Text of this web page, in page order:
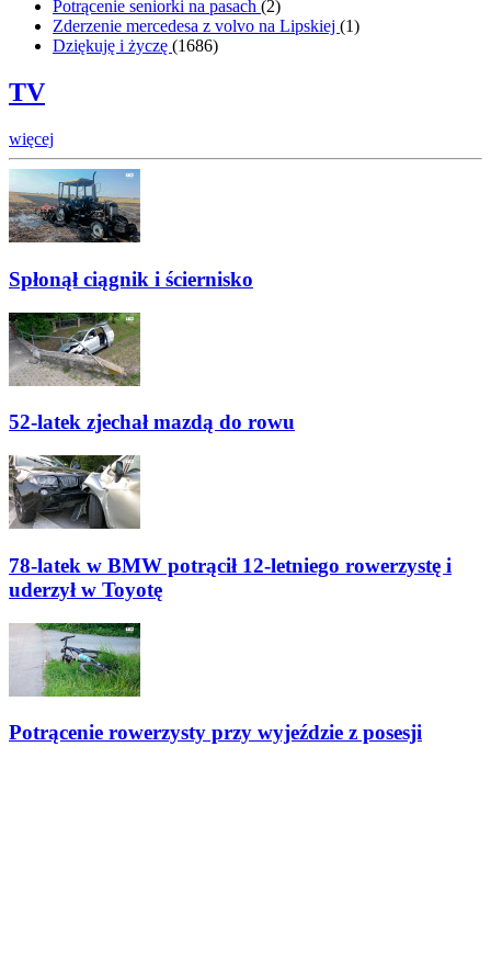
Potrącenie seniorki na pasach (2)
Zderzenie mercedesa z volvo na Lipskiej (1)
Dziękuję i życzę (1686)
TV
więcej
Spłonął ciągnik i ściernisko
52-latek zjechał mazdą do rowu
78-latek w BMW potrącił 12-letniego rowerzystę i
uderzył w Toyotę
Potrącenie rowerzysty przy wyjeździe z posesji